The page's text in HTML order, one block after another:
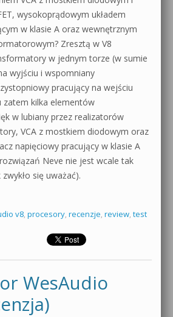
wysokoprądowym układem
w klasie A oraz wewnętrznym
Zresztą w V8
w jednym torze (w sumie
wyjściu i wspomniany
pracujący na wejściu
zatem kilka elementów
w lubiany przez realizatorów
VCA z mostkiem diodowym oraz
napięciowy pracujący w klasie A
Neve nie jest wcale tak
się uważać).
v8, procesory, recenzje, review, test
WesAudio